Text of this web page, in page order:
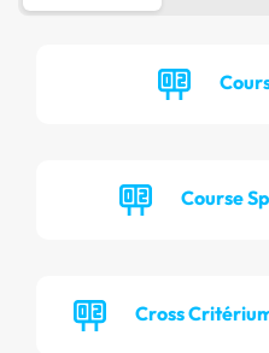
Course
Cross